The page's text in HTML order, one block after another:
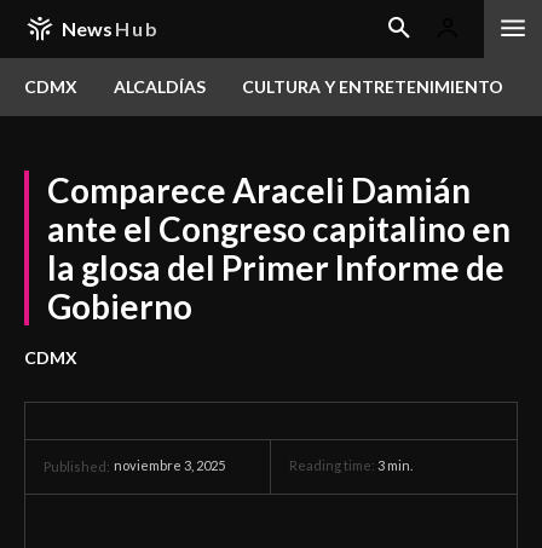
News Hub
CDMX ALCALDÍAS CULTURA Y ENTRETENIMIENTO
Comparece Araceli Damián
ante el Congreso capitalino en
la glosa del Primer Informe de
Gobierno
CDMX
Published: noviembre 3, 2025 Reading time: 3 min.